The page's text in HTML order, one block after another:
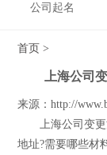
公司起名
首页 >
上海公司
来源：http://
上海公司变更
地址?需要哪些材